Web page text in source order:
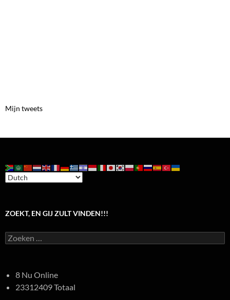
Mijn tweets
ZOEKT, EN GIJ ZULT VINDEN!!!
Zoeken
naar:
8 Nu Online
23312409 Totaal